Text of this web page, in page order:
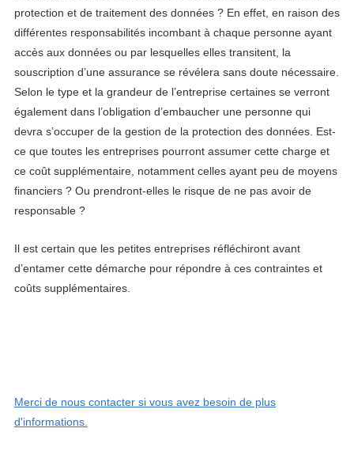
protection et de traitement des données ? En effet, en raison des
différentes responsabilités incombant à chaque personne ayant
accès aux données ou par lesquelles elles transitent, la
souscription d’une assurance se révélera sans doute nécessaire.
Selon le type et la grandeur de l’entreprise certaines se verront
également dans l’obligation d’embaucher une personne qui
devra s’occuper de la gestion de la protection des données. Est-
ce que toutes les entreprises pourront assumer cette charge et
ce coût supplémentaire, notamment celles ayant peu de moyens
financiers ? Ou prendront-elles le risque de ne pas avoir de
responsable ?
Il est certain que les petites entreprises réfléchiront avant
d’entamer cette démarche pour répondre à ces contraintes et
coûts supplémentaires.
Merci de nous contacter si vous avez besoin de plus
d'informations.